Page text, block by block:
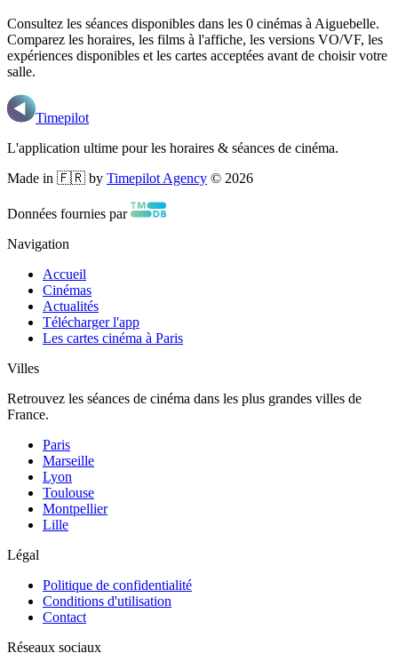
Consultez les séances disponibles dans les 0 cinémas à Aiguebelle.
Comparez les horaires, les films à l'affiche, les versions VO/VF, les
expériences disponibles et les cartes acceptées avant de choisir votre
salle.
Timepilot
L'application ultime pour les horaires & séances de cinéma.
Made in 🇫🇷 by Timepilot Agency © 2026
Données fournies par
Navigation
Accueil
Cinémas
Actualités
Télécharger l'app
Les cartes cinéma à Paris
Villes
Retrouvez les séances de cinéma dans les plus grandes villes de
France.
Paris
Marseille
Lyon
Toulouse
Montpellier
Lille
Légal
Politique de confidentialité
Conditions d'utilisation
Contact
Réseaux sociaux